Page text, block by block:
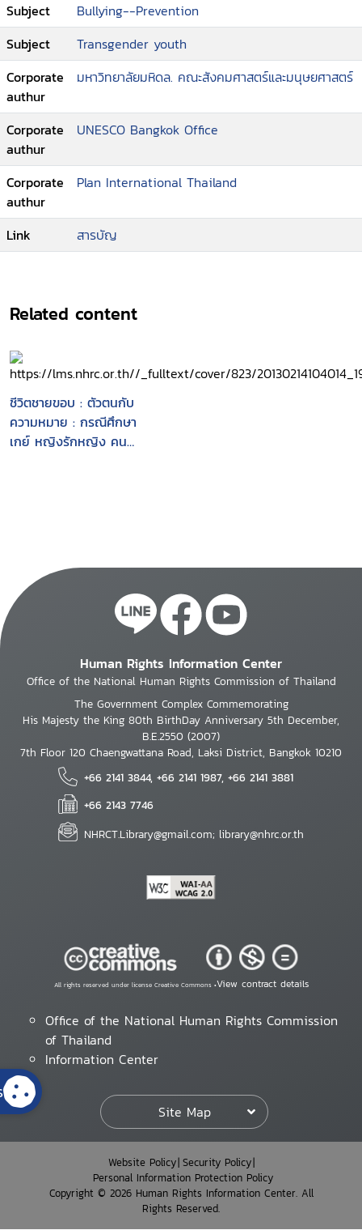
Subject
Bullying--Prevention
Subject
Transgender youth
Corporate
authur
มหาวิทยาลัยมหิดล. คณะสังคมศาสตร์และมนุษยศาสตร์
Corporate
authur
UNESCO Bangkok Office
Corporate
authur
Plan International Thailand
Link สารบัญ
Related content
ชีวิตชายขอบ : ตัวตนกับ
ความหมาย : กรณีศึกษา
เกย์ หญิงรักหญิง คน
Human Rights Information Center
Office of the National Human Rights Commission of Thailand
The Government Complex Commemorating
His Majesty the King 80th BirthDay Anniversary 5th December,
B.E.2550 (2007)
7th Floor 120 Chaengwattana Road, Laksi District, Bangkok 10210
+66 2141 3844, +66 2141 1987, +66 2141 3881
+66 2143 7746
NHRCT.Library@gmail.com; library@nhrc.or.th
All rights reserved under license Creative Commons •View contract details
Office of the National Human Rights Commission
of Thailand
Information Center
Site Map
Website Policy Security Policy
Personal Information Protection Policy
Copyright © 2026 Human Rights Information Center. All
Rights Reserved.